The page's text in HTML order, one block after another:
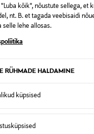
"Luba kõik", nõustute sellega, et
nt. B. et tagada veebisaidi
selle lehe allosas.
RÜHMADE HALDAMINE
küpsised
lepingust
Tagastatavad suletud